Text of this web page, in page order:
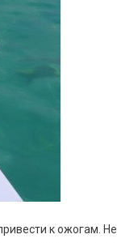
к ожогам. Не